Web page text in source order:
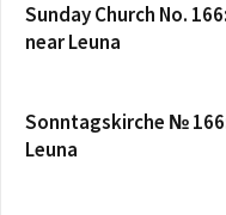
Sunday Church No.
near Leuna
Sonntagskirche №
Leuna